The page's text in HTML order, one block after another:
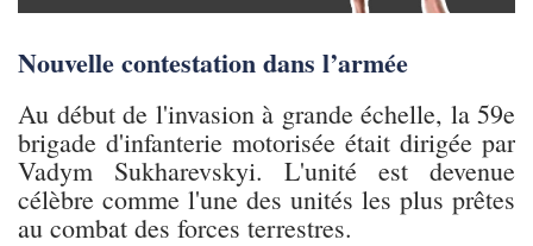
Nouvelle contestation dans l’armée
Au début de l'invasion à grande échelle, la 59e
brigade d'infanterie motorisée était dirigée par
Vadym Sukharevskyi. L'unité est devenue
célèbre comme l'une des unités les plus prêtes
au combat des forces terrestres.